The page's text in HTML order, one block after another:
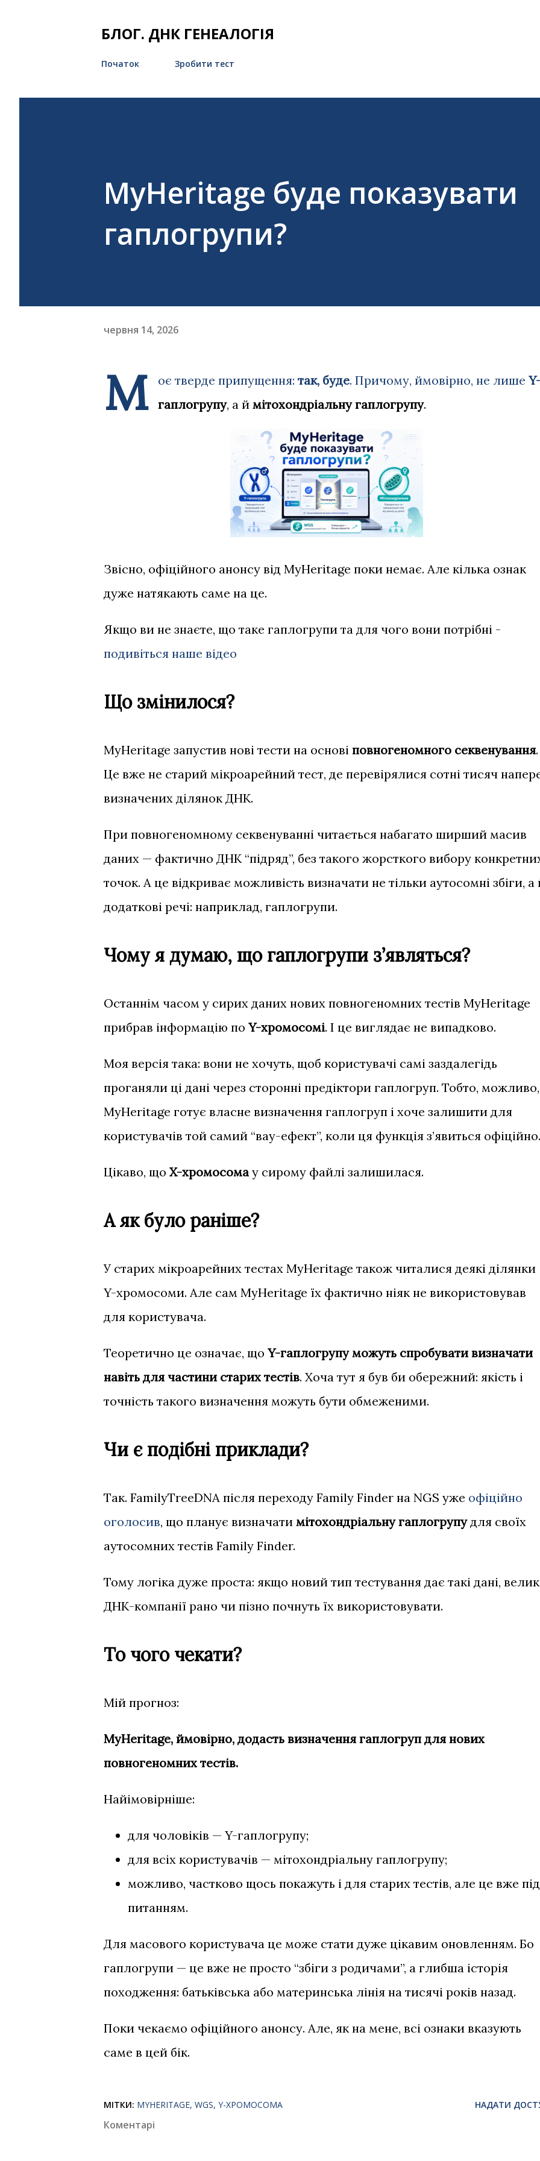
БЛОГ. ДНК ГЕНЕАЛОГІЯ
Початок Зробити тест
MyHeritage буде показувати
гаплогрупи?
червня 14, 2026
М оє тверде припущення: так, буде. Причому, ймовірно, не лише
гаплогрупу, а й мітохондріальну гаплогрупу.
Звісно, офіційного анонсу від MyHeritage поки немає. Але кілька ознак
дуже натякають саме на це.
Якщо ви не знаєте, що таке гаплогрупи та для чого вони потрібні -
подивіться наше відео
Що змінилося?
MyHeritage запустив нові тести на основі повногеномного секвенування.
Це вже не старий мікроарейний тест, де перевірялися сотні тисяч
визначених ділянок ДНК.
При повногеномному секвенуванні читається набагато ширший масив
даних — фактично ДНК “підряд”, без такого жорсткого вибору
точок. А це відкриває можливість визначати не тільки аутосомні збіги, а
додаткові речі: наприклад, гаплогрупи.
Чому я думаю, що гаплогрупи з’являться?
Останнім часом у сирих даних нових повногеномних тестів MyHeritage
прибрав інформацію по Y-хромосомі. І це виглядає не випадково.
Моя версія така: вони не хочуть, щоб користувачі самі заздалегідь
проганяли ці дані через сторонні предіктори гаплогруп. Тобто, можливо,
MyHeritage готує власне визначення гаплогруп і хоче залишити для
користувачів той самий “вау-ефект”, коли ця функція з’явиться офіційно.
Цікаво, що X-хромосомау сирому файлі залишилася.
А як було раніше?
У старих мікроарейних тестах MyHeritage також читалися деякі ділянки
Y-хромосоми. Але сам MyHeritage їх фактично ніяк не використовував
для користувача.
Теоретично це означає, що Y-гаплогрупу можуть спробувати визначати
навіть для частини старих тестів. Хоча тут я був би обережний: якість і
точність такого визначення можуть бути обмеженими.
Чи є подібні приклади?
Так. FamilyTreeDNA після переходу Family Finder на NGS уже офіційно
оголосив, що планує визначати мітохондріальну гаплогрупудля своїх
аутосомних тестів Family Finder.
Тому логіка дуже проста: якщо новий тип тестування дає такі дані,
ДНК-компанії рано чи пізно почнуть їх використовувати.
То чого чекати?
Мій прогноз:
MyHeritage, ймовірно, додасть визначення гаплогруп для нових
повногеномних тестів.
Найімовірніше:
для чоловіків — Y-гаплогрупу;
для всіх користувачів — мітохондріальну гаплогрупу;
можливо, частково щось покажуть і для старих тестів, але це вже під
питанням.
Для масового користувача це може стати дуже цікавим оновленням. Бо
гаплогрупи — це вже не просто “збіги з родичами”, а глибша історія
походження: батьківська або материнська лінія на тисячі років назад.
Поки чекаємо офіційного анонсу. Але, як на мене, всі ознаки вказують
саме в цей бік.
МІТКИ: MYHERITAGE WGS Y-ХРОМОСОМА НАДАТИ
Коментарі